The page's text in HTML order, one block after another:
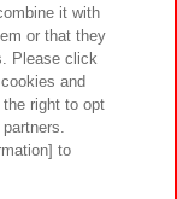
トポリシー
方針と検証結果
it with
or that they
Please click
and
right to opt
to